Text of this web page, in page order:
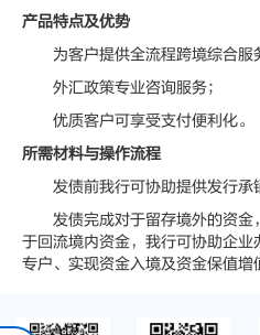
产品特点及优势
为客户提供全流程跨境综合服
外汇政策专业咨询服务；
优质客户可享受支付便利化。
所需材料与操作流程
发债前我行可协助提供发行承
发债完成对于留存境外的资金
于回流境内资金，我行可协助企
专户、实现资金入境及资金保值增